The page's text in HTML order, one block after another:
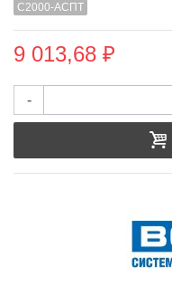
С2000-АСПТ
9 013,68 ₽
-